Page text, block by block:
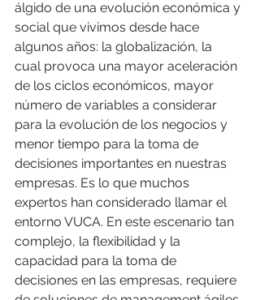
álgido de una evolución económica y
social que vivimos desde hace
algunos años: la globalización, la
cual provoca una mayor aceleración
de los ciclos económicos, mayor
número de variables a considerar
para la evolución de los negocios y
menor tiempo para la toma de
decisiones importantes en nuestras
empresas. Es lo que muchos
expertos han considerado llamar el
entorno VUCA. En este escenario tan
complejo, la flexibilidad y la
capacidad para la toma de
decisiones en las empresas, requiere